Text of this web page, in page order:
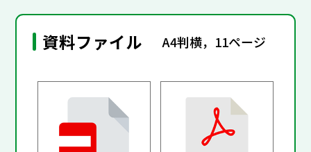
資料ファイル A4判横，11ページ